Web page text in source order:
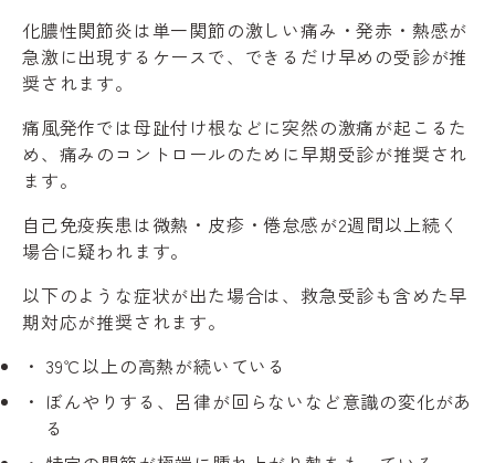
化膿性関節炎は単一関節の激しい痛み・発赤・熱感が
急激に出現するケースで、できるだけ早めの受診が推
奨されます。
痛風発作では母趾付け根などに突然の激痛が起こるた
め、痛みのコントロールのために早期受診が推奨され
ます。
自己免疫疾患は微熱・皮疹・倦怠感が2週間以上続く
場合に疑われます。
以下のような症状が出た場合は、救急受診も含めた早
期対応が推奨されます。
39℃以上の高熱が続いている
ぼんやりする、呂律が回らないなど意識の変化があ
る